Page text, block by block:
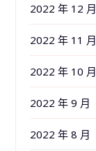
2022 年 12 月
2022 年 11 月
2022 年 10 月
2022 年 9 月
2022 年 8 月